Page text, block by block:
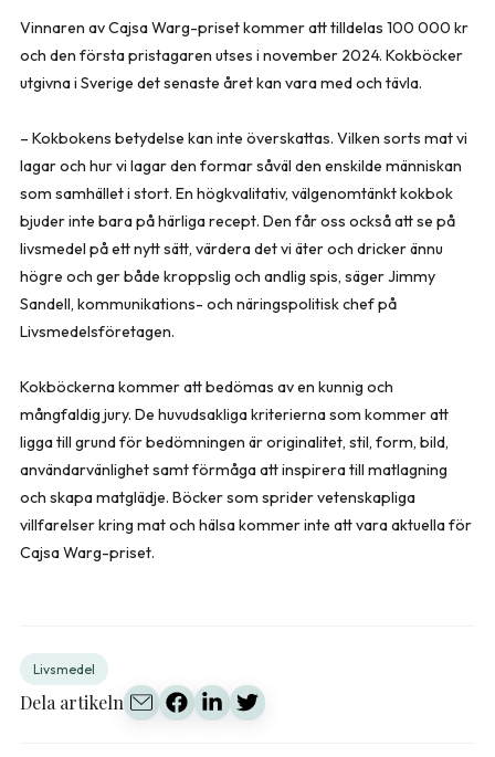
Vinnaren av Cajsa Warg-priset kommer att tilldelas 100 000 kr
och den första pristagaren utses i november 2024. Kokböcker
utgivna i Sverige det senaste året kan vara med och tävla.
– Kokbokens betydelse kan inte överskattas. Vilken sorts mat vi
lagar och hur vi lagar den formar såväl den enskilde människan
som samhället i stort. En högkvalitativ, välgenomtänkt kokbok
bjuder inte bara på härliga recept. Den får oss också att se på
livsmedel på ett nytt sätt, värdera det vi äter och dricker ännu
högre och ger både kroppslig och andlig spis, säger Jimmy
Sandell, kommunikations- och näringspolitisk chef på
Livsmedelsföretagen.
Kokböckerna kommer att bedömas av en kunnig och
mångfaldig jury. De huvudsakliga kriterierna som kommer att
ligga till grund för bedömningen är originalitet, stil, form, bild,
användarvänlighet samt förmåga att inspirera till matlagning
och skapa matglädje. Böcker som sprider vetenskapliga
villfarelser kring mat och hälsa kommer inte att vara aktuella för
Cajsa Warg-priset.
Livsmedel
Dela artikeln